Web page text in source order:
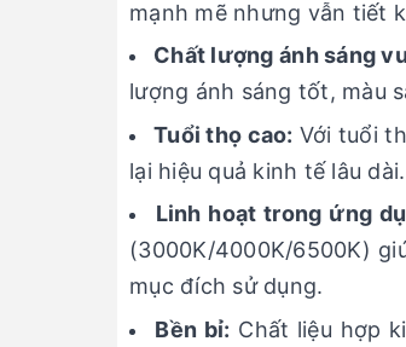
mạnh mẽ nhưng vẫn tiết
Chất lượng ánh sáng
lượng ánh sáng tốt, màu
Tuổi thọ cao: Với tuổi
lại hiệu quả kinh tế lâu dài.
Linh hoạt trong ứng
(3000K/4000K/6500K)
mục đích sử dụng.
Bền bỉ: Chất liệu hợp